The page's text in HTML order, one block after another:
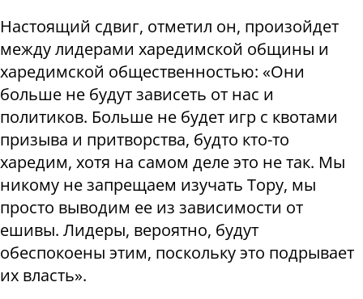
Настоящий сдвиг, отметил он, произойдет
между лидерами харедимской общины и
харедимской общественностью: «Они
больше не будут зависеть от нас и
политиков. Больше не будет игр с квотами
призыва и притворства, будто кто-то
харедим, хотя на самом деле это не так. Мы
никому не запрещаем изучать Тору, мы
просто выводим ее из зависимости от
ешивы. Лидеры, вероятно, будут
обеспокоены этим, поскольку это подрывает
их власть».